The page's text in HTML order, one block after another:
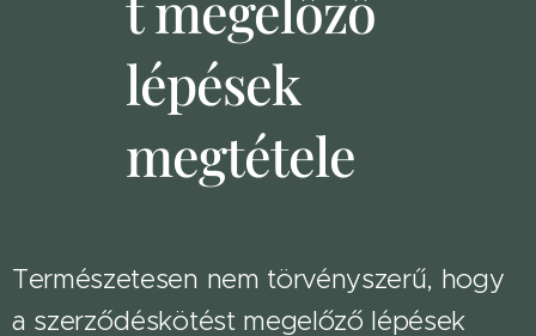
lépések
megtétele
Természetesen nem törvényszerű, hogy
a szerződéskötést megelőző lépések